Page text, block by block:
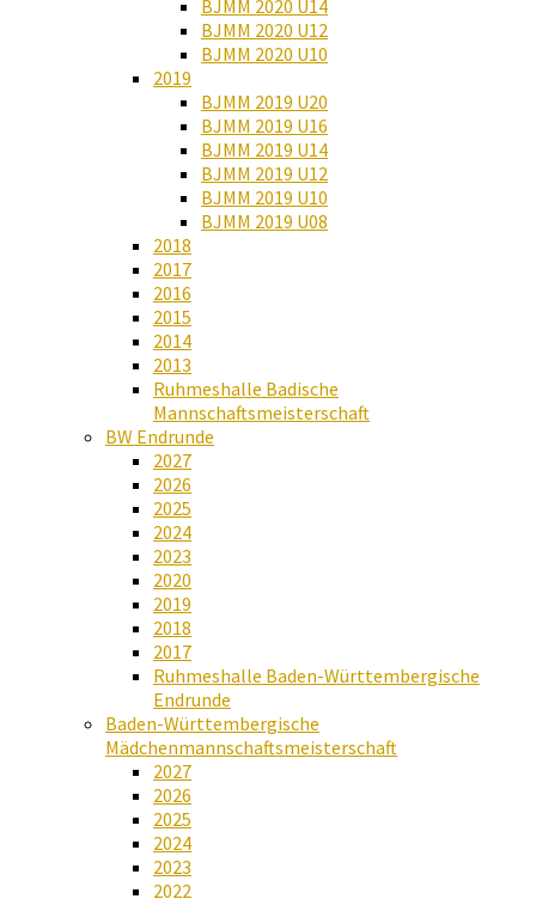
BJMM 2020 U14
BJMM 2020 U12
BJMM 2020 U10
2019
BJMM 2019 U20
BJMM 2019 U16
BJMM 2019 U14
BJMM 2019 U12
BJMM 2019 U10
BJMM 2019 U08
2018
2017
2016
2015
2014
2013
Ruhmeshalle Badische
Mannschaftsmeisterschaft
BW Endrunde
2027
2026
2025
2024
2023
2020
2019
2018
2017
Ruhmeshalle Baden-Württembergische
Endrunde
Baden-Württembergische
Mädchenmannschaftsmeisterschaft
2027
2026
2025
2024
2023
2022